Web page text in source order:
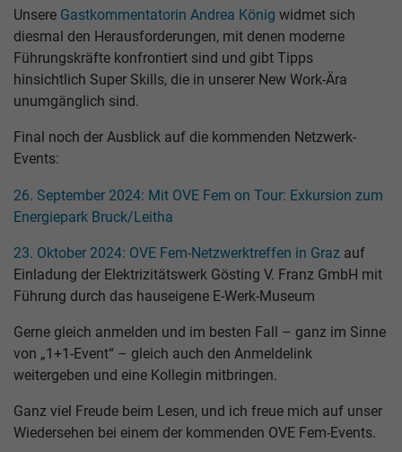
Unsere Gastkommentatorin Andrea König widmet sich
diesmal den Herausforderungen, mit denen moderne
Führungskräfte konfrontiert sind und gibt Tipps
hinsichtlich Super Skills, die in unserer New Work-Ära
unumgänglich sind.
Final noch der Ausblick auf die kommenden Netzwerk-
Events:
26. September 2024: Mit OVE Fem on Tour: Exkursion zum
Energiepark Bruck/Leitha
23. Oktober 2024: OVE Fem-Netzwerktreffen in Graz auf
Einladung der Elektrizitätswerk Gösting V. Franz GmbH mit
Führung durch das hauseigene E-Werk-Museum
Gerne gleich anmelden und im besten Fall – ganz im Sinne
von „1+1-Event“ – gleich auch den Anmeldelink
weitergeben und eine Kollegin mitbringen.
Ganz viel Freude beim Lesen, und ich freue mich auf unser
Wiedersehen bei einem der kommenden OVE Fem-Events.